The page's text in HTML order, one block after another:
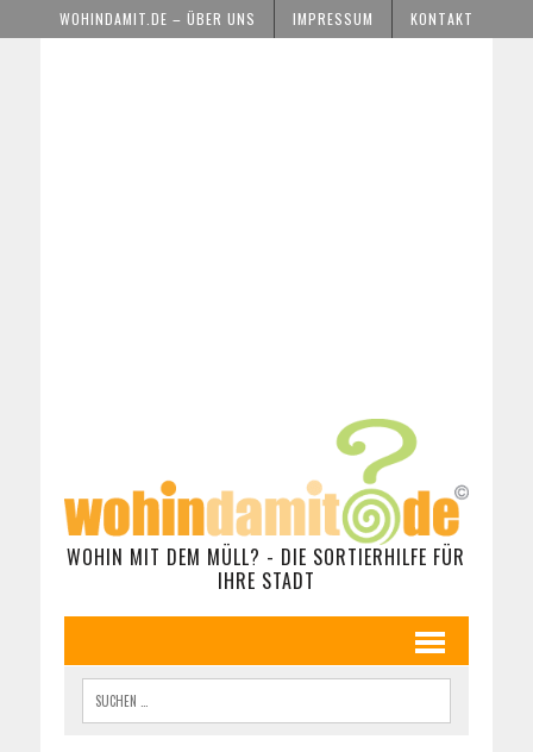
WOHINDAMIT.DE – ÜBER UNS IMPRESSUM KONTAKT
WOHIN MIT DEM MÜLL? - DIE SORTIERHILFE FÜR
IHRE STADT